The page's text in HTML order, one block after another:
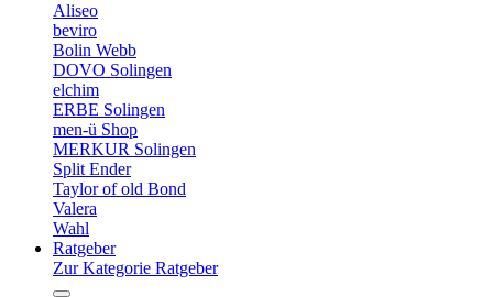
Aliseo
beviro
Bolin Webb
DOVO Solingen
elchim
ERBE Solingen
men-ü Shop
MERKUR Solingen
Split Ender
Taylor of old Bond
Valera
Wahl
Ratgeber
Zur Kategorie Ratgeber